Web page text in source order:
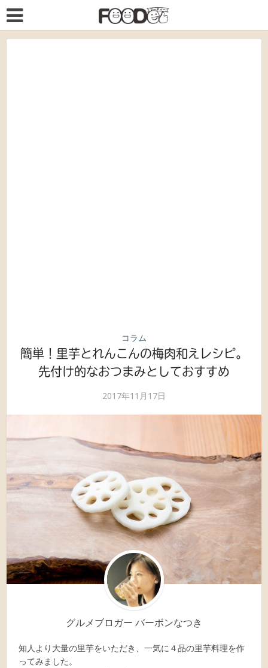
コラム
簡単！里芋とれんこんの梅肉和えレシピ。
先付け的なおつまみとしておすすめ
2017年11月17日
グルメブロガー バーボンなつき
知人より大量の里芋をいただき、一気に４品の里芋料理を作
ってみました。